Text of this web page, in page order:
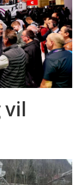
vil